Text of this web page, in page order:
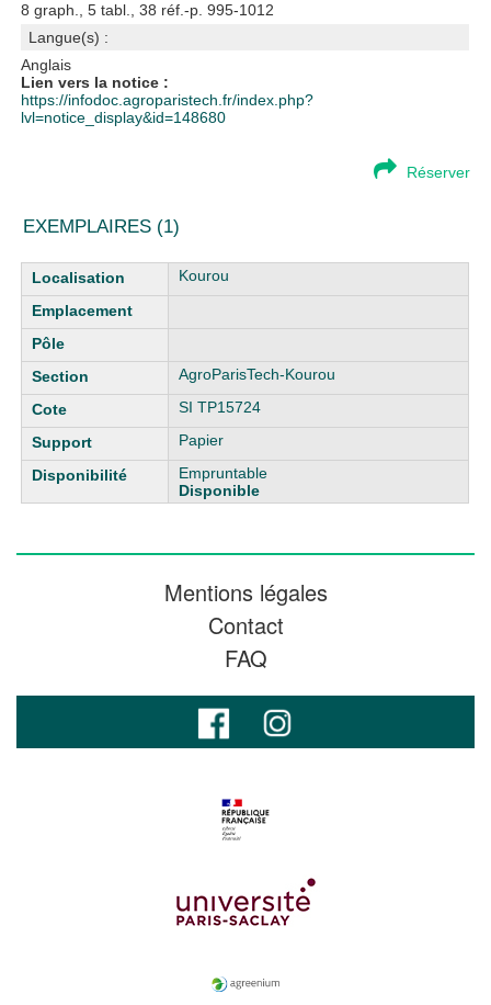
8 graph., 5 tabl., 38 réf.-p. 995-1012
Langue(s) :
Anglais
Lien vers la notice :
https://infodoc.agroparistech.fr/index.php?
lvl=notice_display&id=148680
Réserver
EXEMPLAIRES (1)
Liste des exemplaires Kourou
AgroParisTech-Kourou
SI TP15724
Papier
Empruntable
Disponible
Mentions légales
Contact
FAQ